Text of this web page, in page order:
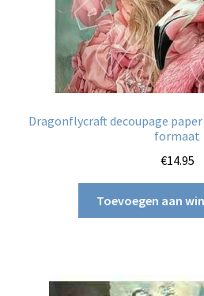
Dragonflycraft decoupage
formaat
€14.95
Toevoegen aan